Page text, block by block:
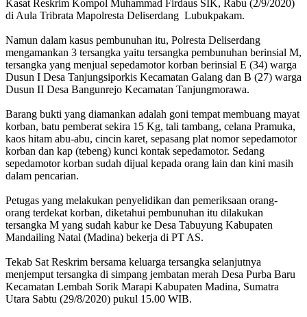
Kasat Reskrim Kompol Muhammad Firdaus SIK, Rabu (2/9/2020)
di Aula Tribrata Mapolresta Deliserdang Lubukpakam.
Namun dalam kasus pembunuhan itu, Polresta Deliserdang
mengamankan 3 tersangka yaitu tersangka pembunuhan berinsial M,
tersangka yang menjual sepedamotor korban berinsial E (34) warga
Dusun I Desa Tanjungsiporkis Kecamatan Galang dan B (27) warga
Dusun II Desa Bangunrejo Kecamatan Tanjungmorawa.
Barang bukti yang diamankan adalah goni tempat membuang mayat
korban, batu pemberat sekira 15 Kg, tali tambang, celana Pramuka,
kaos hitam abu-abu, cincin karet, sepasang plat nomor sepedamotor
korban dan kap (tebeng) kunci kontak sepedamotor. Sedang
sepedamotor korban sudah dijual kepada orang lain dan kini masih
dalam pencarian.
Petugas yang melakukan penyelidikan dan pemeriksaan orang-
orang terdekat korban, diketahui pembunuhan itu dilakukan
tersangka M yang sudah kabur ke Desa Tabuyung Kabupaten
Mandailing Natal (Madina) bekerja di PT AS.
Tekab Sat Reskrim bersama keluarga tersangka selanjutnya
menjemput tersangka di simpang jembatan merah Desa Purba Baru
Kecamatan Lembah Sorik Marapi Kabupaten Madina, Sumatra
Utara Sabtu (29/8/2020) pukul 15.00 WIB.